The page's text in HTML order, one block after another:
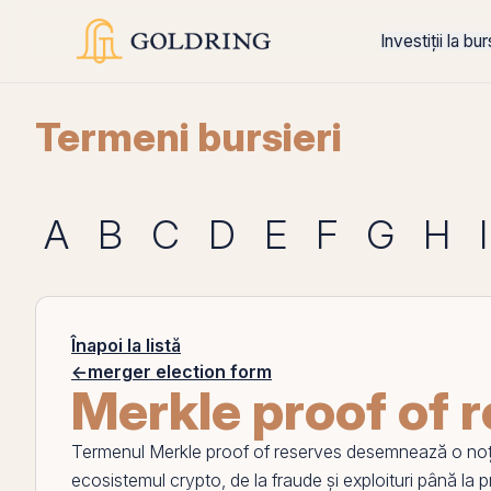
Investiții la
Termeni bursieri
A B C D E F G H I
Înapoi la listă
←merger election form
Merkle proof of
Termenul Merkle proof of reserves desemnează o
ecosistemul crypto, de la fraude și exploituri până la